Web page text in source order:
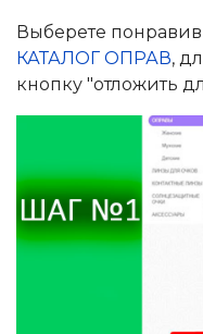
Выберете
КАТАЛОГ ОПРАВ,
кнопку "отложить